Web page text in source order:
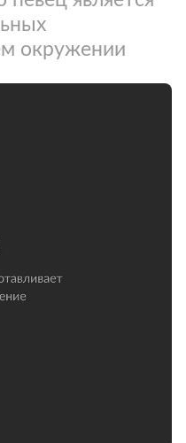
окружении